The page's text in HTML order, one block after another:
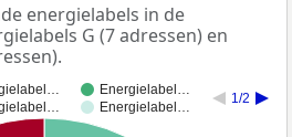
energielabels in de
G (7 adressen) en
Energielabel…
Energielabel…
1/2